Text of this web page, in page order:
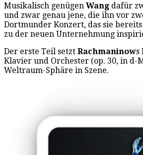
Musikalisch genügen Wang dafür
und zwar genau jene, die ihn vor
Dortmunder Konzert, das sie bereits
zu der neuen Unternehmung
Der erste Teil setzt Rachmaninows
Klavier und Orchester (op. 30, in d-
Weltraum-Sphäre in Szene.